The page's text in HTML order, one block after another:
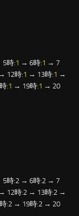
5時:1 → 6時:1 → 7
→ 12時:1 → 13時:1 →
:1 → 19時:1 → 20
時:2 → 6時:2 → 7
12時:2 → 13時:2 →
:2 → 19時:2 → 20